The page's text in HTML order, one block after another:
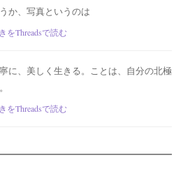
か、写真というのは
をThreadsで読む
に、美しく生きる。ことは、自分の北極
をThreadsで読む